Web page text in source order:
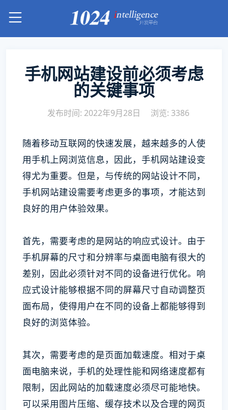
手机网站建设前必须考虑
的关键事项
发布时间: 2022年9月28日 浏览: 3386
随着移动互联网的快速发展，越来越多的人使
用手机上网浏览信息，因此，手机网站建设变
得尤为重要。但是，与传统的网站设计不同，
手机网站建设需要考虑更多的事项，才能达到
良好的用户体验效果。
首先，需要考虑的是网站的响应式设计。由于
手机屏幕的尺寸和分辨率与桌面电脑有很大的
差别，因此必须针对不同的设备进行优化。响
应式设计能够根据不同的屏幕尺寸自动调整页
面布局，使得用户在不同的设备上都能够得到
良好的浏览体验。
其次，需要考虑的是页面加载速度。相对于桌
面电脑来说，手机的处理性能和网络速度都有
限制，因此网站的加载速度必须尽可能地快。
可以采用图片压缩、缓存技术以及合理的网页